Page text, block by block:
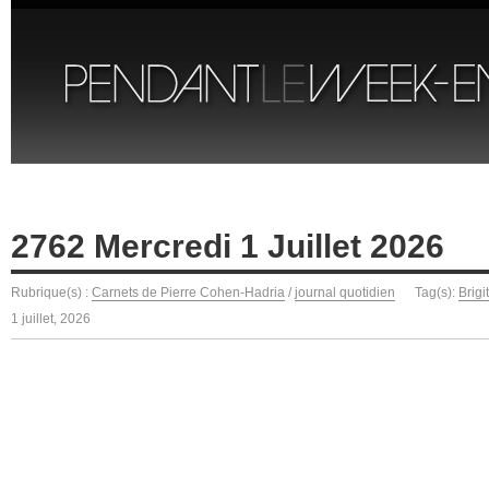
2762 Mercredi 1 Juillet 2026
Rubrique(s) : Carnets de Pierre Cohen-Hadria / journal quotidien Tag(s):
1 juillet, 2026